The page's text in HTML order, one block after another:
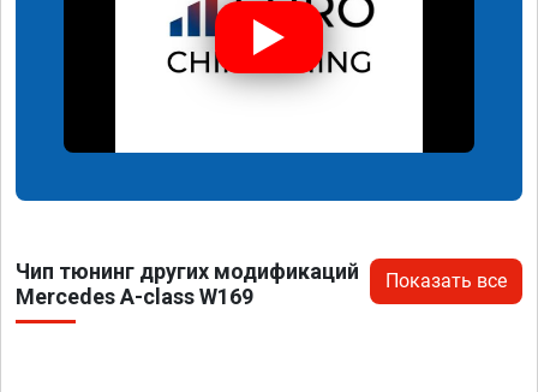
Чип тюнинг других модификаций
Mercedes A-class W169
Показать все